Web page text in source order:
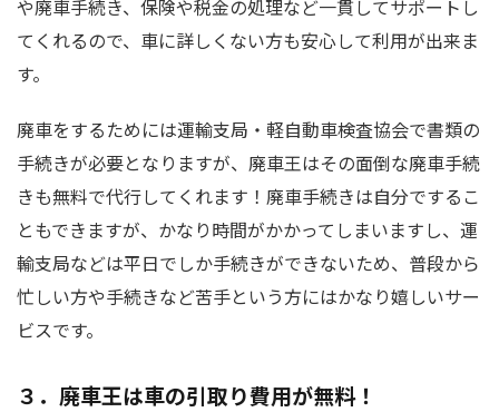
や廃車手続き、保険や税金の処理など一貫してサポートし
てくれるので、車に詳しくない方も安心して利用が出来ま
す。
廃車をするためには運輸支局・軽自動車検査協会で書類の
手続きが必要となりますが、廃車王はその面倒な廃車手続
きも無料で代行してくれます！廃車手続きは自分でするこ
ともできますが、かなり時間がかかってしまいますし、運
輸支局などは平日でしか手続きができないため、普段から
忙しい方や手続きなど苦手という方にはかなり嬉しいサー
ビスです。
３．廃車王は車の引取り費用が無料！